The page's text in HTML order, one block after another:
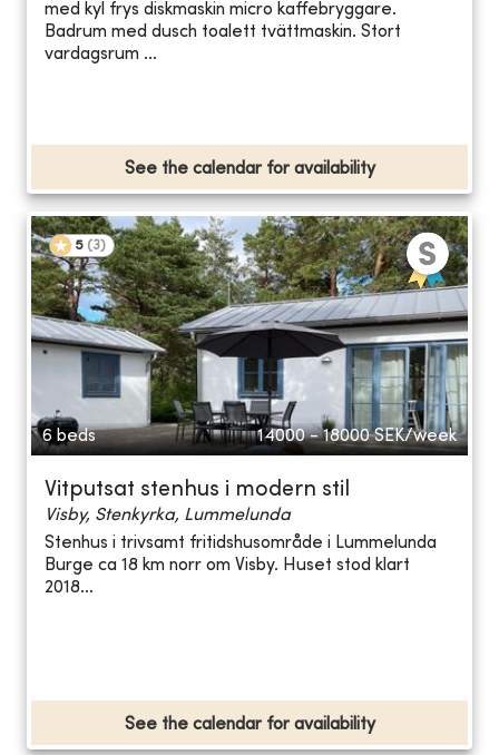
med kyl frys diskmaskin micro kaffebryggare.
Badrum med dusch toalett tvättmaskin. Stort
vardagsrum ...
See the calendar for availability
5 (3)
6 beds 14000 - 18000 SEK/week
Vitputsat stenhus i modern stil
Visby, Stenkyrka, Lummelunda
Stenhus i trivsamt fritidshusområde i Lummelunda
Burge ca 18 km norr om Visby. Huset stod klart
2018...
See the calendar for availability